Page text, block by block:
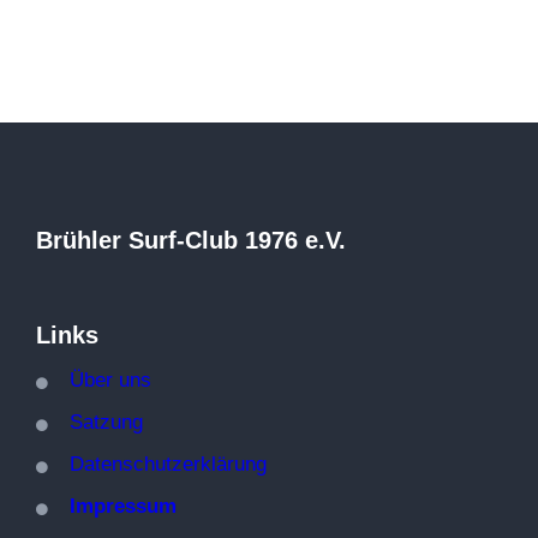
Brühler Surf-Club 1976 e.V.
Links
Über uns
Satzung
Datenschutzerklärung
Impressum